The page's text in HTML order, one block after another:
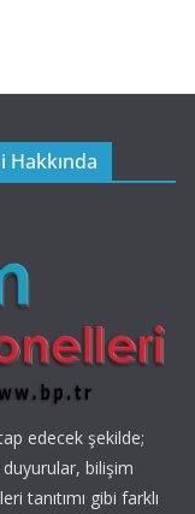
edecek şekilde;
bilişim
tanıtımı gibi farklı